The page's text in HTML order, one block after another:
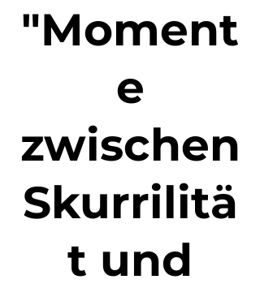
"Moment
e
zwischen
Skurrilitä
t und